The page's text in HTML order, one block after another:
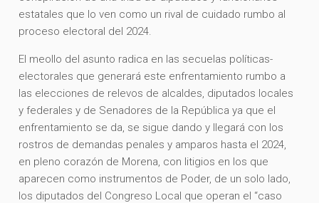
estatales que lo ven como un rival de cuidado rumbo al
proceso electoral del 2024.
El meollo del asunto radica en las secuelas políticas-
electorales que generará este enfrentamiento rumbo a
las elecciones de relevos de alcaldes, diputados locales
y federales y de Senadores de la República ya que el
enfrentamiento se da, se sigue dando y llegará con los
rostros de demandas penales y amparos hasta el 2024,
en pleno corazón de Morena, con litigios en los que
aparecen como instrumentos de Poder, de un solo lado,
los diputados del Congreso Local que operan el “caso